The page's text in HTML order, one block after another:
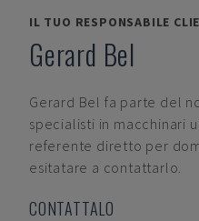
IL TUO RESPONSABILE
Gerard Bel
Gerard Bel fa parte del
specialisti in macchinari
referente diretto per
esitatare a contattarlo.
CONTATTALO